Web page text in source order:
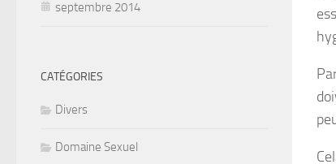
septembre 2014
CATÉGORIES
Divers
Domaine Sexuel